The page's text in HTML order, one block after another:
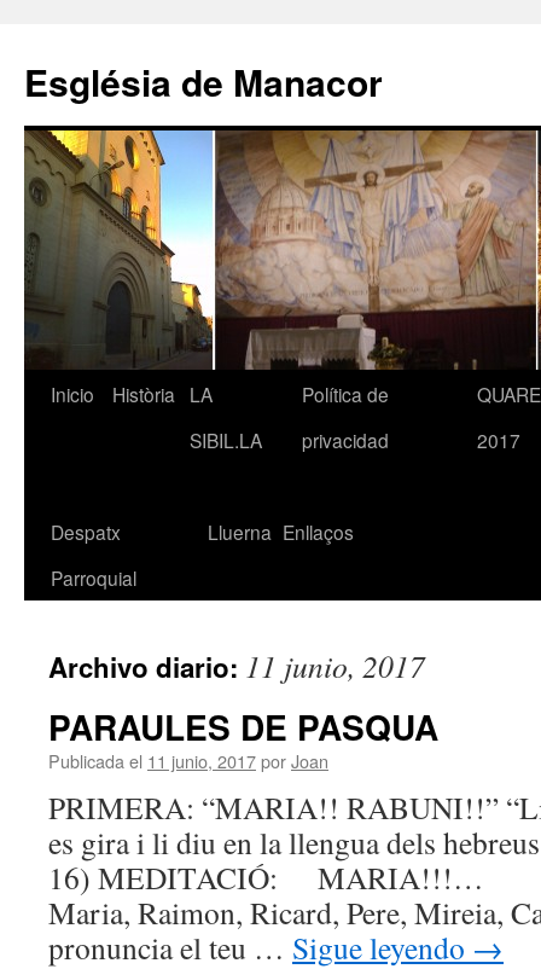
contenido
Església de Manacor
Inicio Història
LA
SIBIL.LA
Política de
privacidad
2017
Despatx
Parroquial
Lluerna Enllaços
Archivo diario: 11 junio, 2017
PARAULES DE PASQUA
Publicada el 11 junio, 2017porJoan
PRIMERA: “MARIA!! RABUNI!!”
es gira i li diu en la llengua dels
16) MEDITACIÓ: MARIA!!!…
Maria, Raimon, Ricard, Pere, Mireia,
pronuncia el teu … Sigue leyendo →